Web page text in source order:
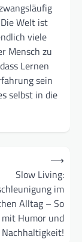
Welt ist
viele
Mensch zu
Lernen
sein
selbst in die
Slow Living:
im
Alltag – So
mit Humor und
Nachhaltigkeit!
⟶